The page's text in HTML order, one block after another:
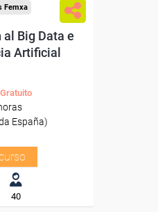
Femxa
Big Data e
Artificial
España)
40